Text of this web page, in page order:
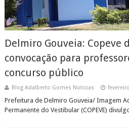
Delmiro Gouveia: Copeve
convocação para
concurso público
Blog Adalberto Gomes Noticias
Prefeitura de Delmiro Gouveia/ Imagem
Permanente do Vestibular (COPEVE)